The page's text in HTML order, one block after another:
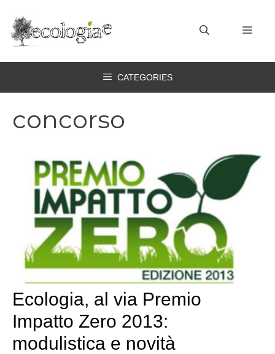
contenuto
CATEGORIES
concorso
Ecologia, al via Premio
Impatto Zero 2013:
modulistica e novità